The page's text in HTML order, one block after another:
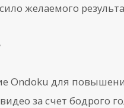
желаемого
Ondoku для
за счет бодрого